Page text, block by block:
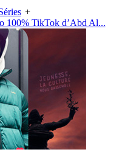
+
100% TikTok d’Abd Al...